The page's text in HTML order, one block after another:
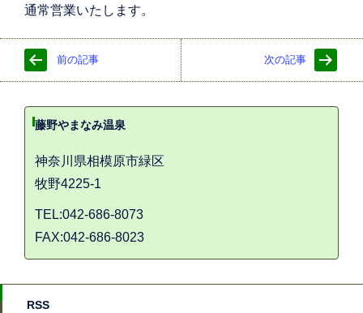
通常営業いたします。
前の記事 次の記事
藤野やまなみ温泉
神奈川県相模原市緑区
牧野4225-1
TEL:042-686-8073
FAX:042-686-8023
RSS